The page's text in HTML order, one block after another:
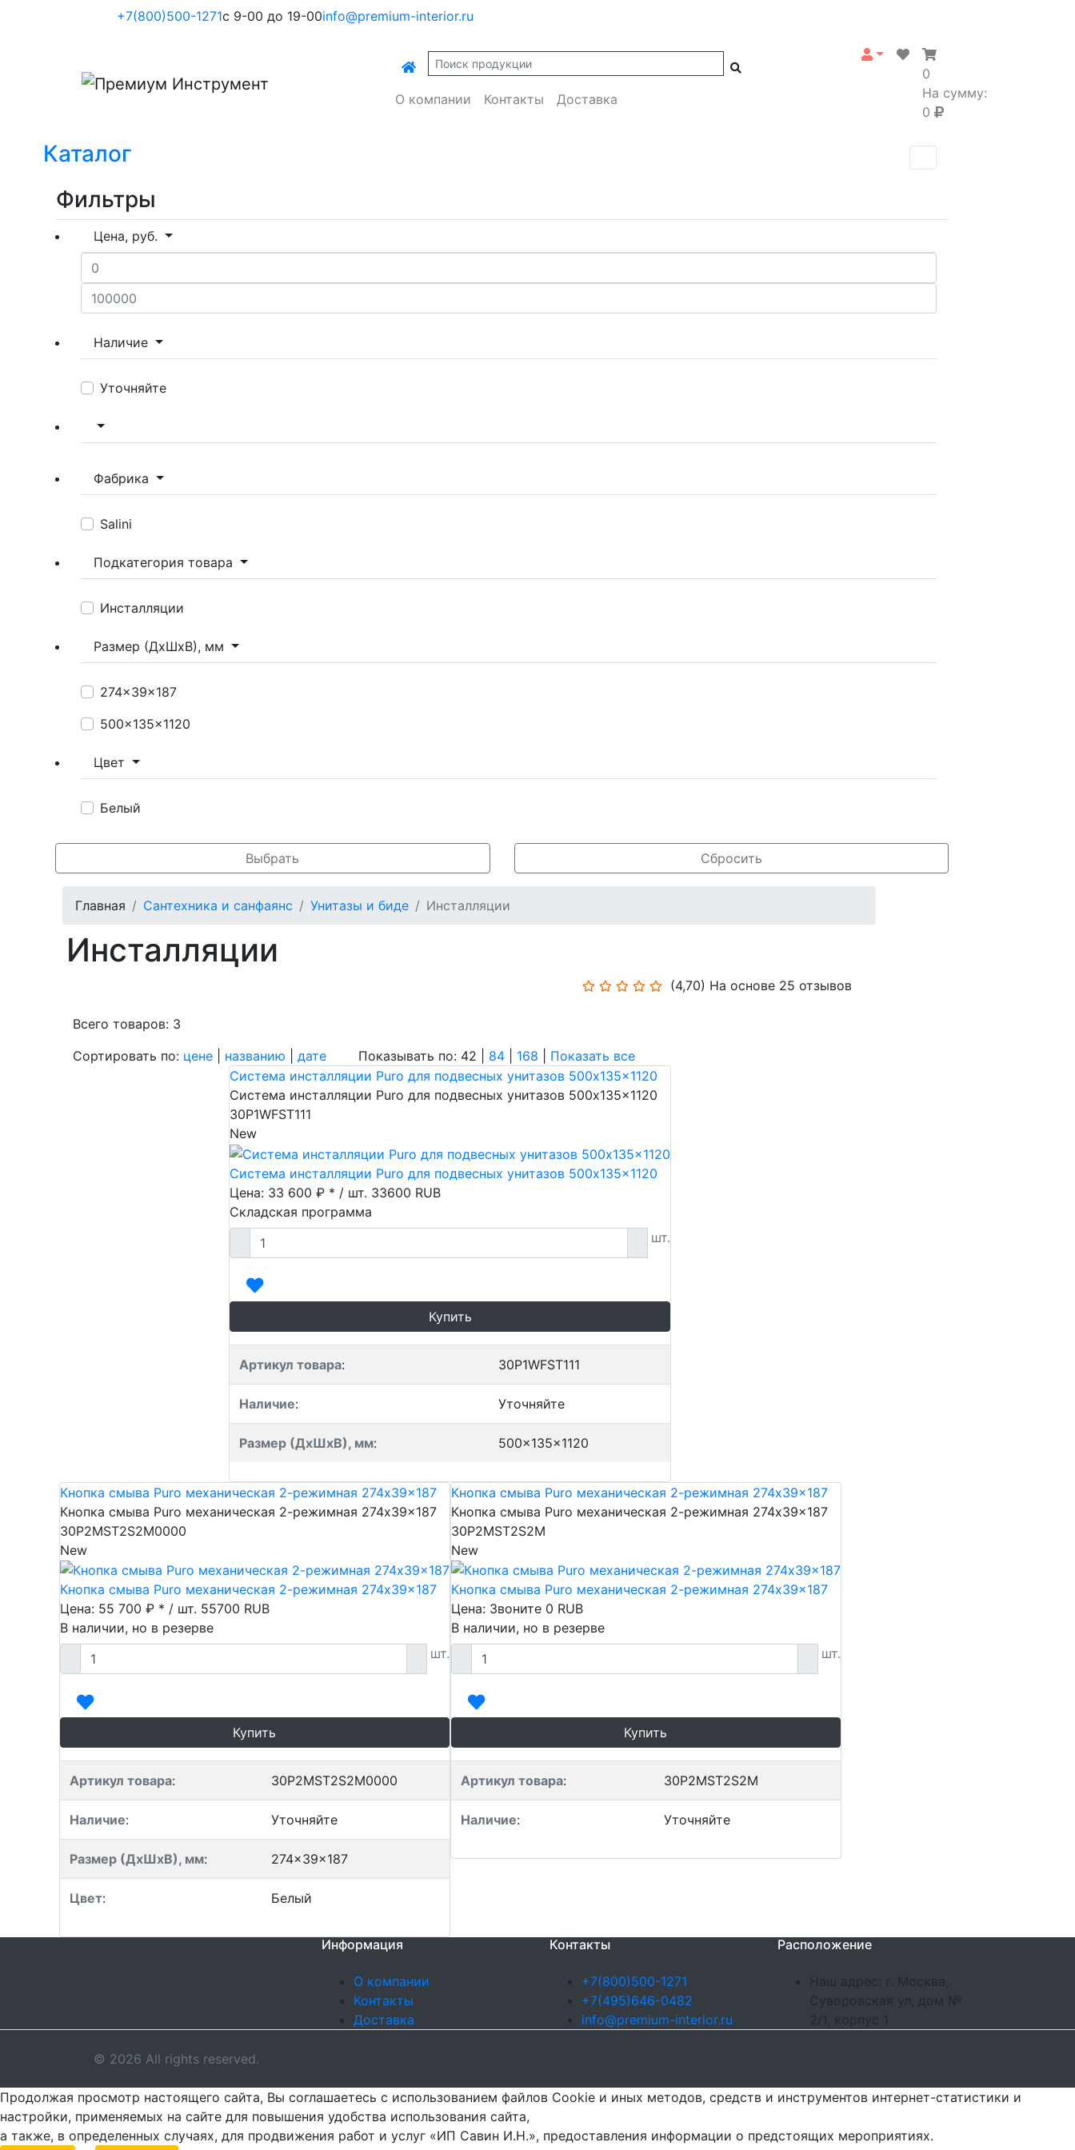
+7(800)500-1271с 9-00 до 19-00info@premium-interior.ru
О компании Контакты Доставка
0
На сумму:
0
Каталог
Фильтры
Цена, руб.
Наличие
Уточняйте
Фабрика
Salini
Подкатегория товара
Инсталляции
Размер (ДхШхВ), мм
274x39x187
500x135x1120
Цвет
Белый
Выбрать Сбросить
Главная Сантехника и санфаянс Унитазы и биде Инсталляции
Инсталляции
(4,70) На основе 25 отзывов
Всего товаров: 3
Сортировать по: цене названию дате Показывать по: 42 | 84 168
Показать все
Система инсталляции Puro для подвесных унитазов 500x135x1120
Система инсталляции Puro для подвесных унитазов 500x135x1120
30P1WFST111
New
Система инсталляции Puro для подвесных унитазов 500x135x1120
Цена: 33 600 ₽ * / шт. 33600 RUB
Складская программа
шт.
Купить
Артикул товара: 30P1WFST111
Наличие: Уточняйте
Размер (ДхШхВ), мм: 500x135x1120
Кнопка смыва Puro механическая 2-режимная 274x39x187
Кнопка смыва Puro механическая 2-режимная 274x39x187
30P2MST2S2M0000
New
Кнопка смыва Puro механическая 2-режимная 274x39x187
Цена: 55 700 ₽ * / шт. 55700 RUB
В наличии, но в резерве
шт.
Купить
Артикул товара: 30P2MST2S2M0000
Наличие: Уточняйте
Размер (ДхШхВ), мм: 274x39x187
Цвет: Белый
Кнопка смыва Puro механическая 2-режимная 274x39x187
Кнопка смыва Puro механическая 2-режимная 274x39x187
30P2MST2S2M
New
Кнопка смыва Puro механическая 2-режимная 274x39x187
Цена: Звоните 0 RUB
В наличии, но в резерве
шт.
Купить
Артикул товара: 30P2MST2S2M
Наличие: Уточняйте
Информация
О компании
Контакты
Доставка
Контакты
+7(800)500-1271
+7(495)646-0482
info@premium-interior.ru
Расположение
Наш адрес: г. Москва,
Суворовская ул, дом №
2/1, корпус 1
© 2026 All rights reserved.
Продолжая просмотр настоящего сайта, Вы соглашаетесь с использованием файлов Cookie и иных методов, средств и инструментов интернет-статистики и
настройки, применяемых на сайте для повышения удобства использования сайта,
а также, в определенных случаях, для продвижения работ и услуг «ИП Савин И.Н.», предоставления информации о предстоящих мероприятиях.